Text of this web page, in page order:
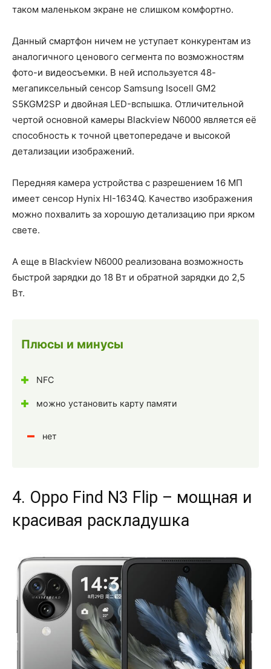
таком маленьком экране не слишком комфортно.
Данный смартфон ничем не уступает конкурентам из
аналогичного ценового сегмента по возможностям
фото-и видеосъемки. В ней используется 48-
мегапиксельный сенсор Samsung Isocell GM2
S5KGM2SP и двойная LED-вспышка. Отличительной
чертой основной камеры Blackview N6000 является её
способность к точной цветопередаче и высокой
детализации изображений.
Передняя камера устройства с разрешением 16 МП
имеет сенсор Hynix HI-1634Q. Качество изображения
можно похвалить за хорошую детализацию при ярком
свете.
А еще в Blackview N6000 реализована возможность
быстрой зарядки до 18 Вт и обратной зарядки до 2,5
Вт.
Плюсы и минусы
NFC
можно установить карту памяти
нет
4. Oppo Find N3 Flip – мощная и
красивая раскладушка